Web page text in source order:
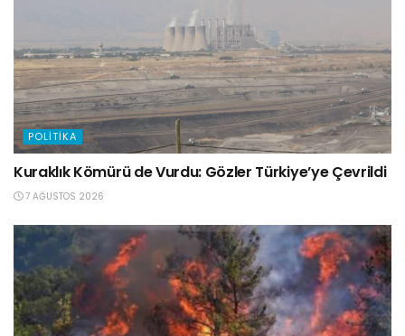
POLITIKA
Kuraklık Kömürü de Vurdu: Gözler Türkiye’ye Çevrildi
7 AĞUSTOS 2026